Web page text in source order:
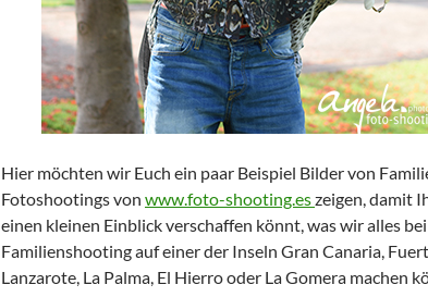
Hier möchten wir Euch ein paar Beispiel Bilder von
Fotoshootings von www.foto-shooting.eszeigen, damit
einen kleinen Einblick verschaffen könnt, was wir alles
Familienshooting auf einer der Inseln Gran Canaria,
Lanzarote, La Palma, El Hierro oder La Gomera machen